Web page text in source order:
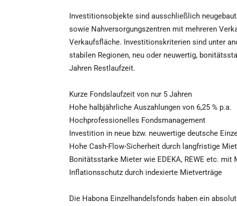
Investitionsobjekte sind ausschließlich
sowie Nahversorgungszentren mit mehreren
Verkaufsfläche. Investitionskriterien sind unter
stabilen Regionen, neu oder neuwertig,
Jahren Restlaufzeit.
Kurze Fondslaufzeit von nur 5 Jahren
Hohe halbjährliche Auszahlungen von 6,25 % p.a.
Hochprofessionelles Fondsmanagement
Investition in neue bzw. neuwertige deutsche
Hohe Cash-Flow-Sicherheit durch langfristige
Bonitätsstarke Mieter wie EDEKA, REWE etc.
Inflationsschutz durch indexierte Mietverträge
Die Habona Einzelhandelsfonds haben ein